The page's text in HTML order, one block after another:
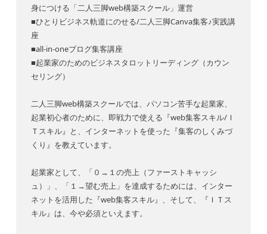
身につける「二人三脚web構築スクール」運営
■ひとりビジネス軌道にのせる/二人三脚Canva集客♪実践講
座
■all-in-oneブログ集客講座
■起業家のためのビジネスタロットリーディング（カウン
セリング）
二人三脚web構築スクールでは、パソコン苦手な起業家、
起業初心者のために、即戦力で使える『web集客スキル/Ｉ
Ｔスキル』と、インターネットを使った『集客のしくみづ
くり』を教えています。
起業家として、「０→１の売上（ファーストキャッシ
ュ）」、「１→望む売上」を達成するためには、インター
ネットを活用した『web集客スキル』、そして、『ＩＴス
キル』は、今や必須といえます。